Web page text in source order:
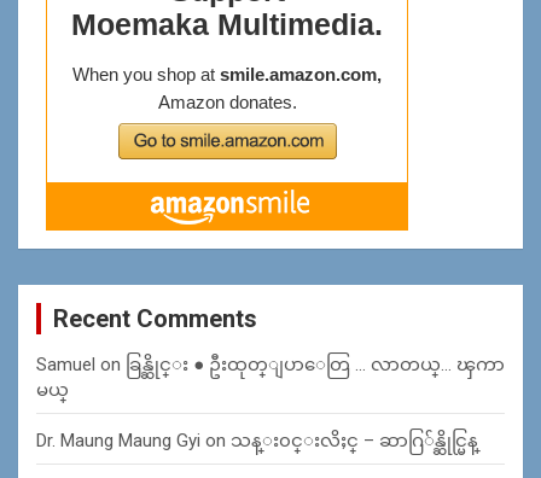
Recent Comments
Samuel on ခြန္ဆိုင္း ● ဦးထုတ္ျပာေတြ … လာတယ္… ၾကာ
မယ္
Dr. Maung Maung Gyi on သန္း၀င္းလိႈင္ – ဆာဂြ်န္ဆိုင္မြန္